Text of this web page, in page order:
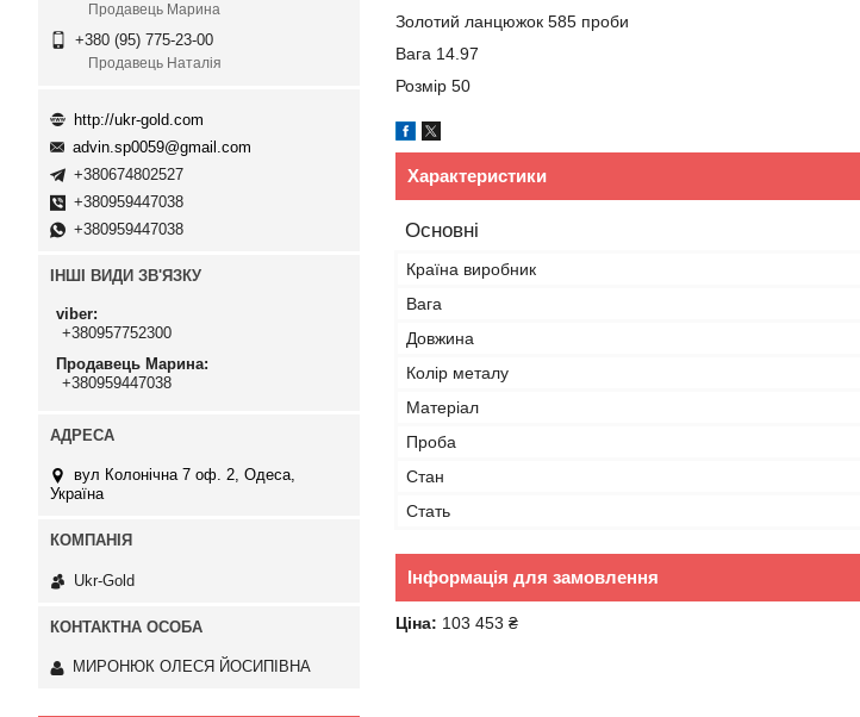
Золотий ланцюжок 585 проби
Вага 14.97
Розмір 50
Характеристики
Основні
Країна виробник
Вага
Довжина
Колір металу
Матеріал
Проба
Стан
Стать
Інформація для замовлення
Ціна: 103 453 ₴
Продавець Марина
+380 (95) 775-23-00
Продавець Наталія
http://ukr-gold.com
advin.sp0059@gmail.com
+380674802527
+380959447038
+380959447038
ІНШІ ВИДИ ЗВ'ЯЗКУ
viber
+380957752300
Продавець Марина
+380959447038
вул Колонічна 7 оф. 2, Одеса,
Україна
Ukr-Gold
МИРОНЮК ОЛЕСЯ ЙОСИПІВНА